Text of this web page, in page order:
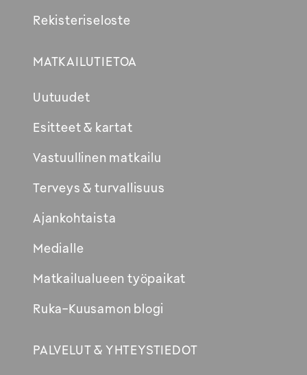
Rekisteriseloste
MATKAILUTIETOA
Uutuudet
Esitteet & kartat
Vastuullinen matkailu
Terveys & turvallisuus
Ajankohtaista
Medialle
Matkailualueen työpaikat
Ruka-Kuusamon blogi
PALVELUT & YHTEYSTIEDOT